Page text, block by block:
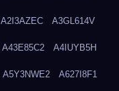
A2I3AZEC A3GL614V
A43E85C2 A4IUYB5H
A5Y3NWE2 A627I8F1